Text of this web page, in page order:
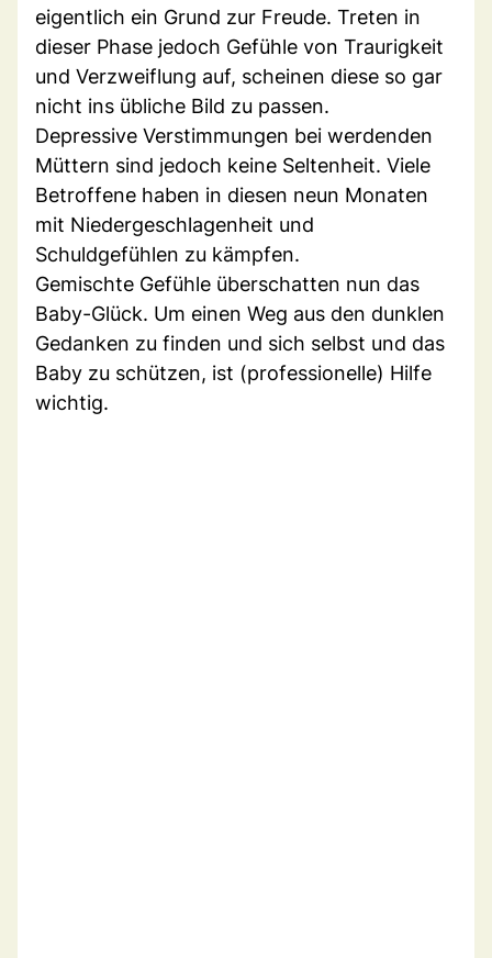
eigentlich ein Grund zur Freude. Treten in
dieser Phase jedoch Gefühle von Traurigkeit
und Verzweiflung auf, scheinen diese so gar
nicht ins übliche Bild zu passen.
Depressive Verstimmungen bei werdenden
Müttern sind jedoch keine Seltenheit. Viele
Betroffene haben in diesen neun Monaten
mit Niedergeschlagenheit und
Schuldgefühlen zu kämpfen.
Gemischte Gefühle überschatten nun das
Baby-Glück. Um einen Weg aus den dunklen
Gedanken zu finden und sich selbst und das
Baby zu schützen, ist (professionelle) Hilfe
wichtig.